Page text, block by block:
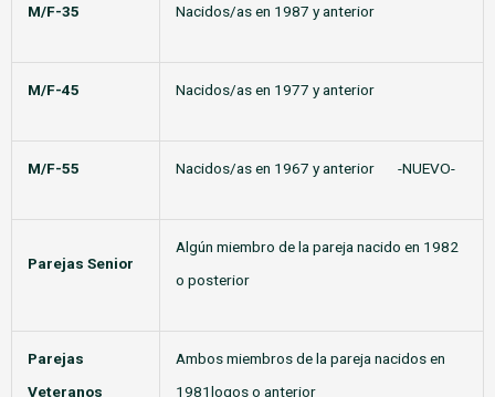
M/F-35 Nacidos/as en 1987 y anterior
M/F-45 Nacidos/as en 1977 y anterior
M/F-55 Nacidos/as en 1967 y anterior -NUEVO-
Parejas Senior
Algún miembro de la pareja nacido en 1982
o posterior
Parejas
Veteranos
Ambos miembros de la pareja nacidos en
1981logos o anterior